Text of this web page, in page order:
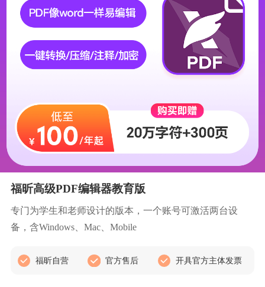
福昕高级PDF编辑器教育版
专门为学生和老师设计的版本，一个账号可激活两台设
备，含Windows、Mac、Mobile
福昕自营 官方售后 开具官方主体发票